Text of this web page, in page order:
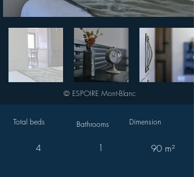
© ESPOIRE Mont-Blanc
Total beds
4
Bathrooms
1
Dimension
90 m²